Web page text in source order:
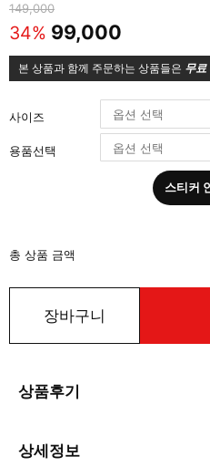
149,000
34% 99,000
본 상품과 함께 주문하는 상품들은 무료
사이즈
용품선택
스티커
총 상품 금액
장바구니
상품후기
상세정보